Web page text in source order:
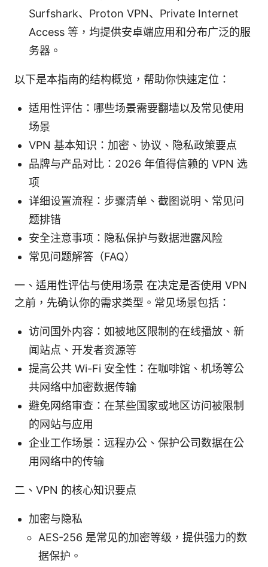
Surfshark、Proton VPN、Private Internet
Access 等，均提供安卓端应用和分布广泛的服
务器。
以下是本指南的结构概览，帮助你快速定位：
适用性评估：哪些场景需要翻墙以及常见使用
场景
VPN 基本知识：加密、协议、隐私政策要点
品牌与产品对比：2026 年值得信赖的 VPN 选
项
详细设置流程：步骤清单、截图说明、常见问
题排错
安全注意事项：隐私保护与数据泄露风险
常见问题解答（FAQ）
一、适用性评估与使用场景 在决定是否使用 VPN
之前，先确认你的需求类型。常见场景包括：
访问国外内容：如被地区限制的在线播放、新
闻站点、开发者资源等
提高公共 Wi-Fi 安全性：在咖啡馆、机场等公
共网络中加密数据传输
避免网络审查：在某些国家或地区访问被限制
的网站与应用
企业工作场景：远程办公、保护公司数据在公
用网络中的传输
二、VPN 的核心知识要点
加密与隐私
AES-256 是常见的加密等级，提供强力的数
据保护。